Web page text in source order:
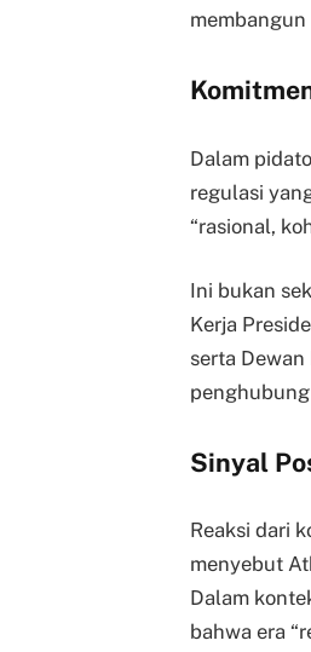
Dalam
regulasi
“rasional,
Ini bukan
Kerja
serta
Sinyal
Reaksi dari
menyebut
Dalam
bahwa era